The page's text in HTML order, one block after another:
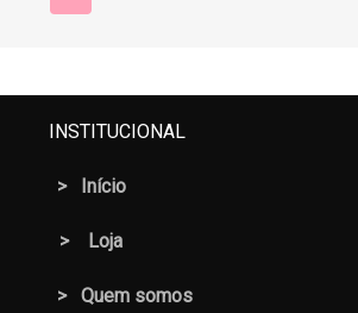
INSTITUCIONAL
> Início
> Loja
> Quem somos